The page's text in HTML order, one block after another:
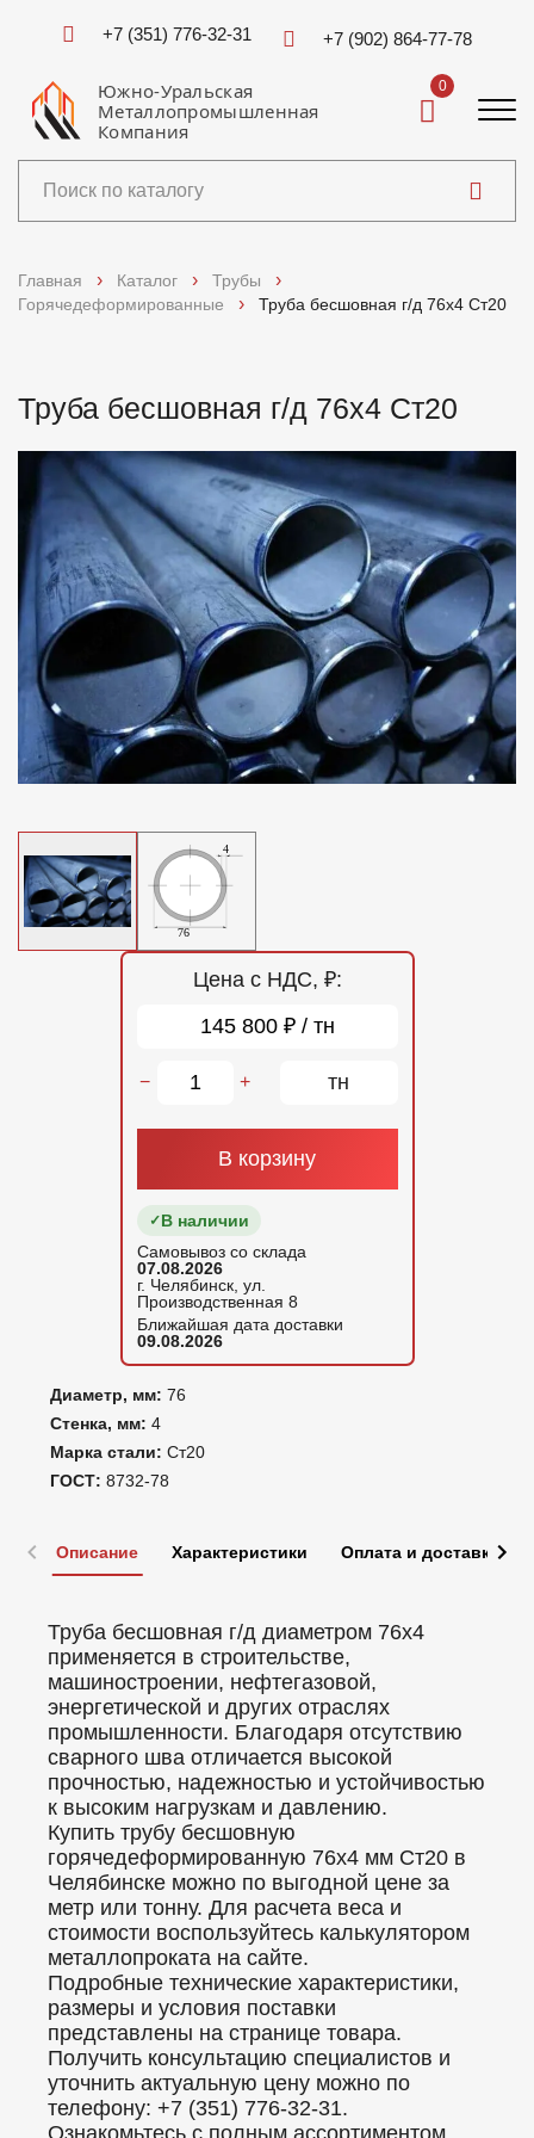
+7 (351) 776-32-31 +7 (902) 864-77-78
Южно-Уральская
Металлопромышленная
Компания
0
О компании
Отзывы
Контакты
Главная Каталог
Трубы
Горячедеформированные
Труба бесшовная г/д 76х4 Ст20
Труба бесшовная г/д 76х4 Ст20
Диаметр, мм: 76
Стенка, мм: 4
Марка стали: Ст20
ГОСТ: 8732-78
Цена с НДС, ₽:
145 800 ₽ / тн
− + тн
В корзину
В наличии
Самовывоз со склада
07.08.2026
г. Челябинск, ул.
Производственная 8
Ближайшая дата доставки
09.08.2026
Описание Характеристики Оплата и доставка
Труба бесшовная г/д диаметром 76x4
применяется в строительстве,
машиностроении, нефтегазовой,
энергетической и других отраслях
промышленности. Благодаря отсутствию
сварного шва отличается высокой
прочностью, надежностью и устойчивостью
к высоким нагрузкам и давлению.
Купить трубу бесшовную
горячедеформированную 76x4 мм Ст20 в
Челябинске можно по выгодной цене за
метр или тонну. Для расчета веса и
стоимости воспользуйтесь калькулятором
металлопроката на сайте.
Подробные технические характеристики,
размеры и условия поставки
представлены на странице товара.
Получить консультацию специалистов и
уточнить актуальную цену можно по
телефону: +7 (351) 776-32-31.
Ознакомьтесь с полным ассортиментом